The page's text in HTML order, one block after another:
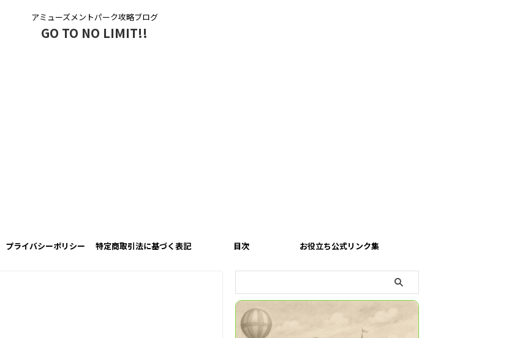
アミューズメントパーク攻略ブログ
GO TO NO LIMIT!!
プライバシーポリシー 特定商取引法に基づく表記 目次 お役立ち公式リンク集